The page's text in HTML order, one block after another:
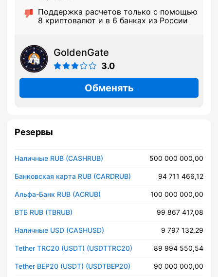
Поддержка расчетов только с помощью
8 криптовалют и в 6 банках из России
GoldenGate
3.0
Обменять
Резервы
Наличные RUB (CASHRUB) 500 000 000,00
Банковская карта RUB (CARDRUB) 94 711 466,12
Альфа-Банк RUB (ACRUB) 100 000 000,00
ВТБ RUB (TBRUB) 99 867 417,08
Наличные USD (CASHUSD) 9 797 132,29
Tether TRC20 (USDT) (USDTTRC20) 89 994 550,54
Tether BEP20 (USDT) (USDTBEP20) 90 000 000,00